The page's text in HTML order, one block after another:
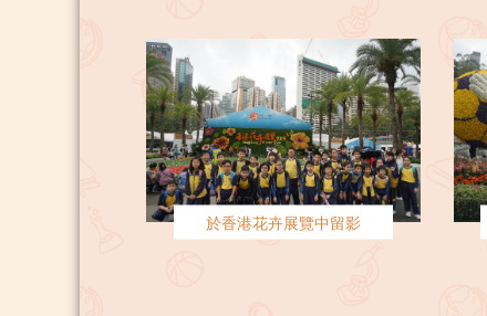
於香港花卉展覽中留影